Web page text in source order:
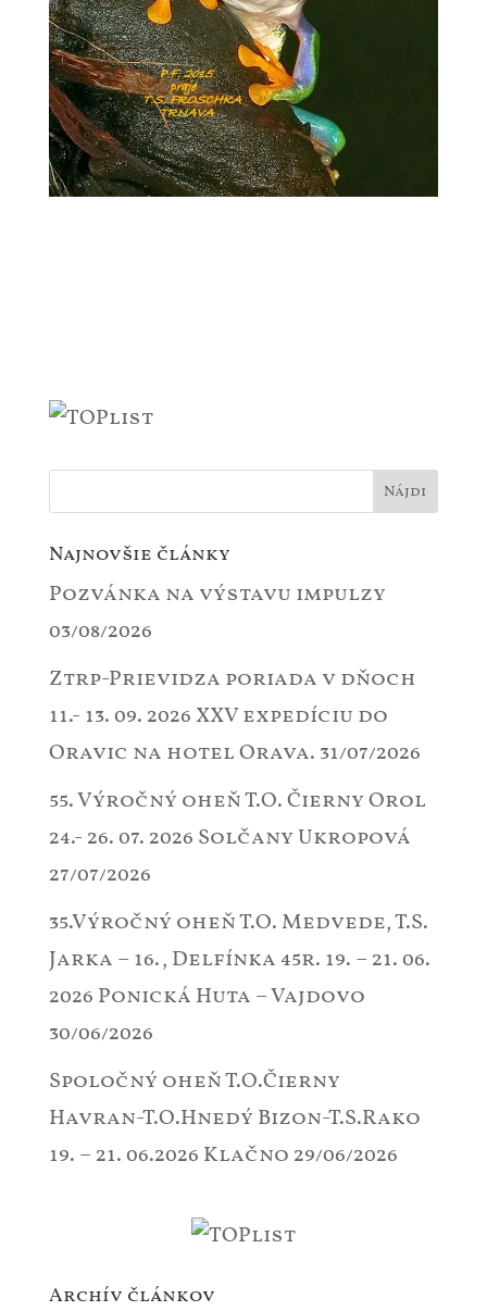
Najnovšie články
Pozvánka na výstavu impulzy
03/08/2026
Ztrp-Prievidza poriada v dňoch
11.- 13. 09. 2026 XXV expedíciu do
Oravic na hotel Orava. 31/07/2026
55. Výročný oheň T.O. Čierny Orol
24.- 26. 07. 2026 Solčany Ukropová
27/07/2026
35.Výročný oheň T.O. Medvede, T.S.
Jarka – 16., Delfínka 45r. 19. – 21. 06.
2026 Ponická Huta – Vajdovo
30/06/2026
Spoločný oheň T.O.Čierny
Havran-T.O.Hnedý Bizon-T.S.Rako
19. – 21. 06.2026 Klačno 29/06/2026
Archív článkov